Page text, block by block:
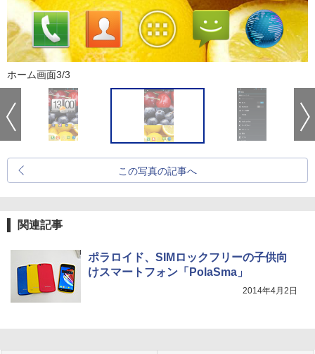
ホーム画面3/3
この写真の記事へ
関連記事
ポラロイド、SIMロックフリーの子供向
けスマートフォン「PolaSma」
2014年4月2日